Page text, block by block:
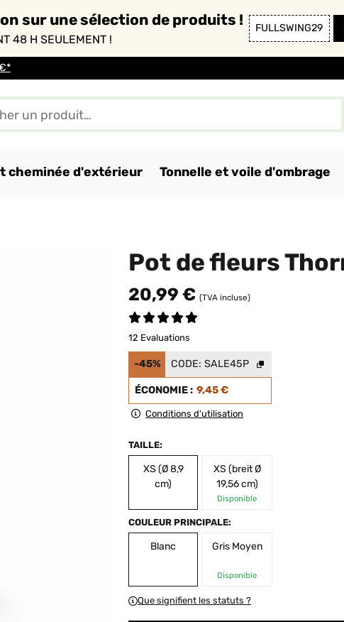
sur une sélection de produits !
48 H SEULEMENT !
FULLSWING29
cheminée d'extérieur Tonnelle et voile d'ombrage
Pot de fleurs
20,99 € (TVA incluse)
12 Evaluations
-45% CODE: SALE45P
ÉCONOMIE : 9,45 €
Conditions d'utilisation
TAILLE:
XS (Ø 8,9
cm)
XS (breit Ø
19,56 cm)
Disponible
COULEUR PRINCIPALE:
Blanc Gris Moyen
Disponible
Que signifient les statuts ?